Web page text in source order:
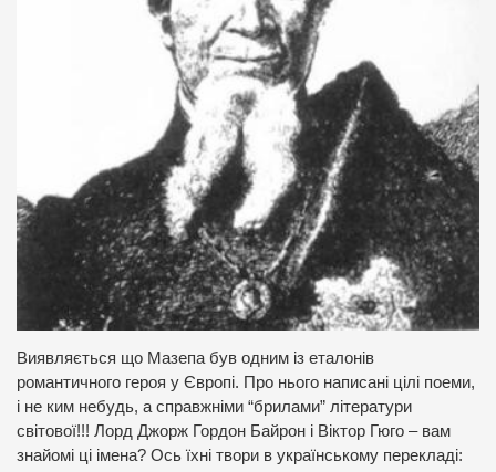
Виявляється що Мазепа був одним із еталонів
романтичного героя у Європі. Про нього написані цілі поеми,
і не ким небудь, а справжніми “брилами” літератури
світової!!! Лорд Джорж Гордон Байрон і Віктор Гюго – вам
знайомі ці імена? Ось їхні твори в українському перекладі: